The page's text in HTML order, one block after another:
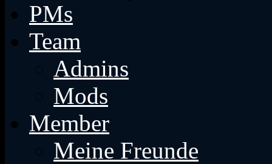
PMs
Team
Admins
Mods
Member
Meine Freunde